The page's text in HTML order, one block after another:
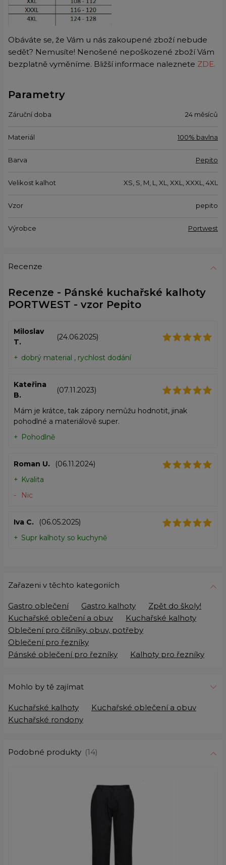
Obáváte se, že Vám u nás zakoupené zboží nebude
sedět? Nemusíte! Nenošené nepoškozené zboží Vám
bezplatně vyměníme. Bližší informace naleznete ZDE.
Parametry
Záruční doba 24 měsíců
Materiál 100% bavlna
Barva Pepito
Velikost kalhot XS, S, M, L, XL, XXL, XXXL, 4XL
Vzor pepito
Výrobce Portwest
Recenze
Recenze - Pánské kuchařské kalhoty
PORTWEST - vzor Pepito
Miloslav
T.
(24.06.2025)
dobrý material , rychlost dodání
Kateřina
B.
(07.11.2023)
Mám je krátce, tak zápory nemůžu hodnotit, jinak
pohodlné a materiálově super.
Pohodlně
Roman U.
(06.11.2024)
Kvalita
Nic
Iva C.
(06.05.2025)
Supr kalhoty so kuchyně
Zařazeni v těchto kategoriích
Gastro oblečení Gastro kalhoty
Zpět do školy!
Kuchařské oblečení a obuv
Kuchařské kalhoty
Oblečení pro číšníky, obuv, potřeby
Oblečení pro řezníky
Pánské oblečení pro řezníky
Kalhoty pro řezníky
Mohlo by tě zajímat
Kuchařské kalhoty
Kuchařské oblečení a obuv
Kuchařské rondony
Podobné produkty (14)